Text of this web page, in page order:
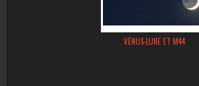
VÉNUS-LUNE ET M44